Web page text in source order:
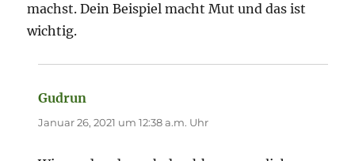
machst. Dein Beispiel macht Mut und das ist
wichtig.
Gudrun
Januar 26, 2021 um 12:38 a.m. Uhr